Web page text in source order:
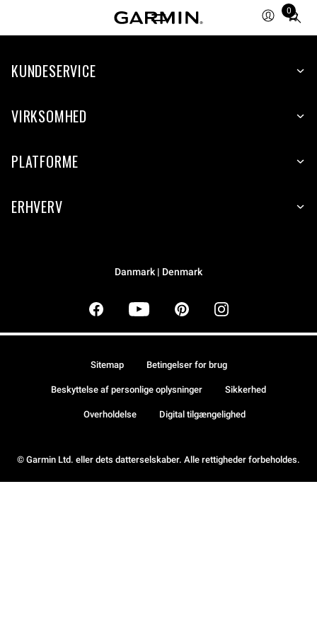
0
Total
items
cart:
KUNDESERVICE
VIRKSOMHED
PLATFORME
ERHVERV
Danmark | Denmark
© Garmin Ltd. eller dets datterselskaber. Alle rettigheder forbeholdes.
Sitemap Betingelser for brug
Beskyttelse af personlige oplysninger Sikkerhed
Overholdelse Digital tilgængelighed